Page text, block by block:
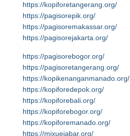
https://kopiforetangerang.org/
https://pagisorepik.org/
https://pagisoremakassar.org/
https://pagisorejakarta.org/
https://pagisorebogor.org/
https://pagisoretangerang.org/
https://kopikenanganmanado.org/
https://kopiforedepok.org/
https://kopiforebali.org/
https://kopiforebogor.org/
https://kopiforemanado.org/
https://mixuejabar.org/